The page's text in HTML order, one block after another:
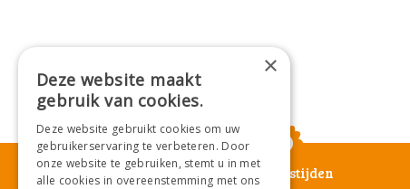
Openingstijden
×
Deze website maakt
gebruik van cookies.
Deze website gebruikt cookies om uw
gebruikerservaring te verbeteren. Door
onze website te gebruiken, stemt u in met
alle cookies in overeenstemming met ons